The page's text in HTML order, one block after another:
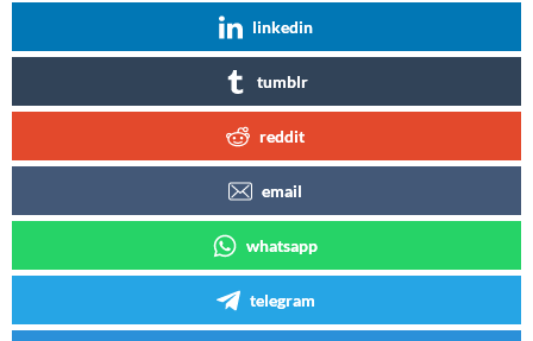
linkedin
tumblr
reddit
email
whatsapp
telegram